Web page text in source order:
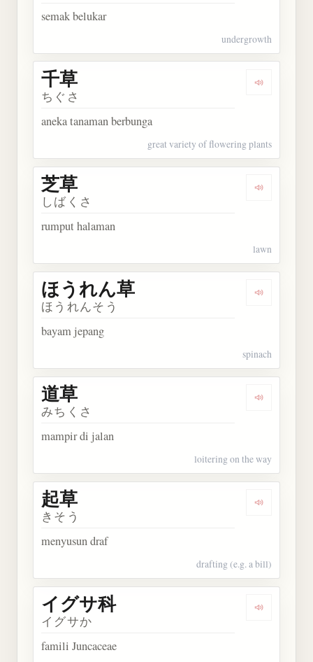
semak belukar
undergrowth
Dengarkan
千草
ちぐさ
aneka tanaman berbunga
great variety of flowering plants
Dengarkan
芝草
しばくさ
rumput halaman
lawn
Dengarkan
ほうれん草
ほうれんそう
bayam jepang
spinach
Dengarkan
道草
みちくさ
mampir di jalan
loitering on the way
Dengarkan
起草
きそう
menyusun draf
drafting (e.g. a bill)
Dengarkan
イグサ科
イグサか
famili Juncaceae